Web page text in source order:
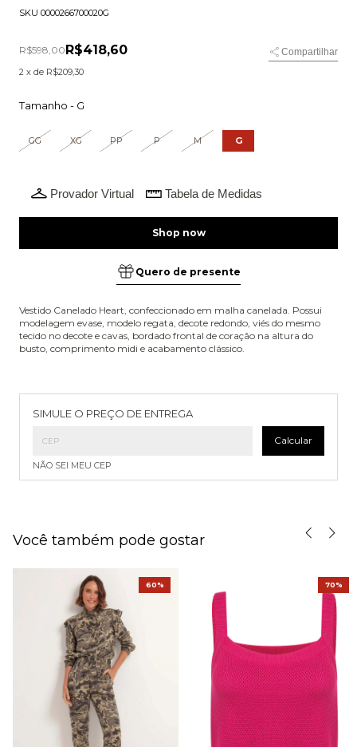
SKU 0000266700020G
R$598,00 R$418,60
Compartilhar
2 x de R$209,30
Tamanho - G
GG XG PP P M G
Provador Virtual Tabela de Medidas
Quero de presente
Vestido Canelado Heart, confeccionado em malha canelada. Possui
modelagem evase, modelo regata, decote redondo, viés do mesmo
tecido no decote e cavas, bordado frontal de coração na altura do
busto, comprimento midi e acabamento clássico.
SIMULE O PREÇO DE ENTREGA
Calcular
NÃO SEI MEU CEP
Você também pode gostar
60% 70%